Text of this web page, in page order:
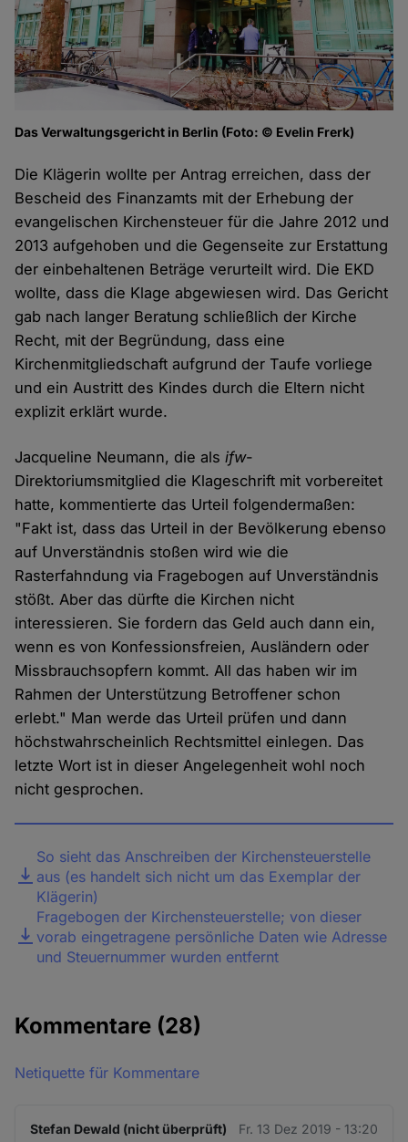
Das Verwaltungsgericht in Berlin (Foto: © Evelin Frerk)
Die Klägerin wollte per Antrag erreichen, dass der
Bescheid des Finanzamts mit der Erhebung der
evangelischen Kirchensteuer für die Jahre 2012 und
2013 aufgehoben und die Gegenseite zur Erstattung
der einbehaltenen Beträge verurteilt wird. Die EKD
wollte, dass die Klage abgewiesen wird. Das Gericht
gab nach langer Beratung schließlich der Kirche
Recht, mit der Begründung, dass eine
Kirchenmitgliedschaft aufgrund der Taufe vorliege
und ein Austritt des Kindes durch die Eltern nicht
explizit erklärt wurde.
Jacqueline Neumann, die alsifw-
Direktoriumsmitglied die Klageschrift mit vorbereitet
hatte, kommentierte das Urteil folgendermaßen:
"Fakt ist, dass das Urteil in der Bevölkerung ebenso
auf Unverständnis stoßen wird wie die
Rasterfahndung via Fragebogen auf Unverständnis
stößt. Aber das dürfte die Kirchen nicht
interessieren. Sie fordern das Geld auch dann ein,
wenn es von Konfessionsfreien, Ausländern oder
Missbrauchsopfern kommt. All das haben wir im
Rahmen der Unterstützung Betroffener schon
erlebt." Man werde das Urteil prüfen und dann
höchstwahrscheinlich Rechtsmittel einlegen. Das
letzte Wort ist in dieser Angelegenheit wohl noch
nicht gesprochen.
DateiSo sieht das Anschreiben der Kirchensteuerstelle
aus (es handelt sich nicht um das Exemplar der
Klägerin)
Fragebogen der Kirchensteuerstelle; von dieser
vorab eingetragene persönliche Daten wie Adresse
und Steuernummer wurden entfernt
Kommentare (28)
Netiquette für Kommentare
Stefan Dewald (nicht überprüft) Fr. 13 Dez 2019 - 13:20